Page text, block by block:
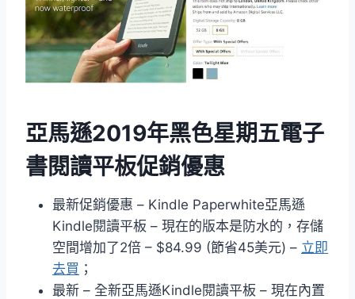
亞馬遜2019年黑色星期五電子
書閱讀平板促銷優惠
最新促銷優惠 – Kindle Paperwhite亞馬遜
Kindle閱讀平板 – 現在的版本是防水的，存儲
空間增加了2倍 – $84.99 (節省45美元) – 立即
去買 ；
最新 – 全新亞馬遜Kindle閱讀平板 – 現在內置